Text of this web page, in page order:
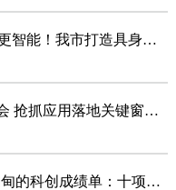
聚力“十五五”沈阳万象新 让机器人更智能！我市打造具身智能创新发展“大本营”
市委理论学习中心组召开专题学习会 抢抓应用落地关键窗口期 促进人工智能产业高质量发展
聚力“十五五” 沈阳万象新 一份沉甸甸的科创成绩单：十项国科大奖背后的沈阳创新力量